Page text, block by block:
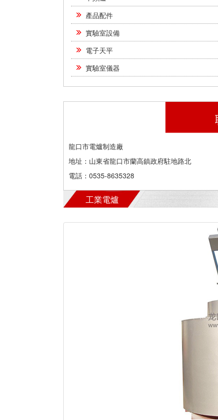
產品配件
實驗室設備
電子天平
實驗室儀器
龍口市電爐制造廠
地址：山東省龍口市蘭高鎮政府駐地路北
電話：0535-8635328
工業電爐